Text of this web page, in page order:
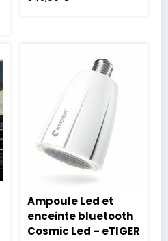
Ampoule Led et
enceinte bluetooth
Cosmic Led – eTIGER